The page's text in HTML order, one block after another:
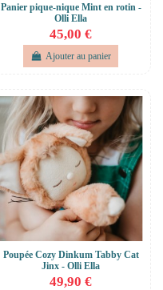
Panier pique-nique Mint en rotin -
Olli Ella
45,00 €
Ajouter au panier
Poupée Cozy Dinkum Tabby Cat
Jinx - Olli Ella
49,90 €